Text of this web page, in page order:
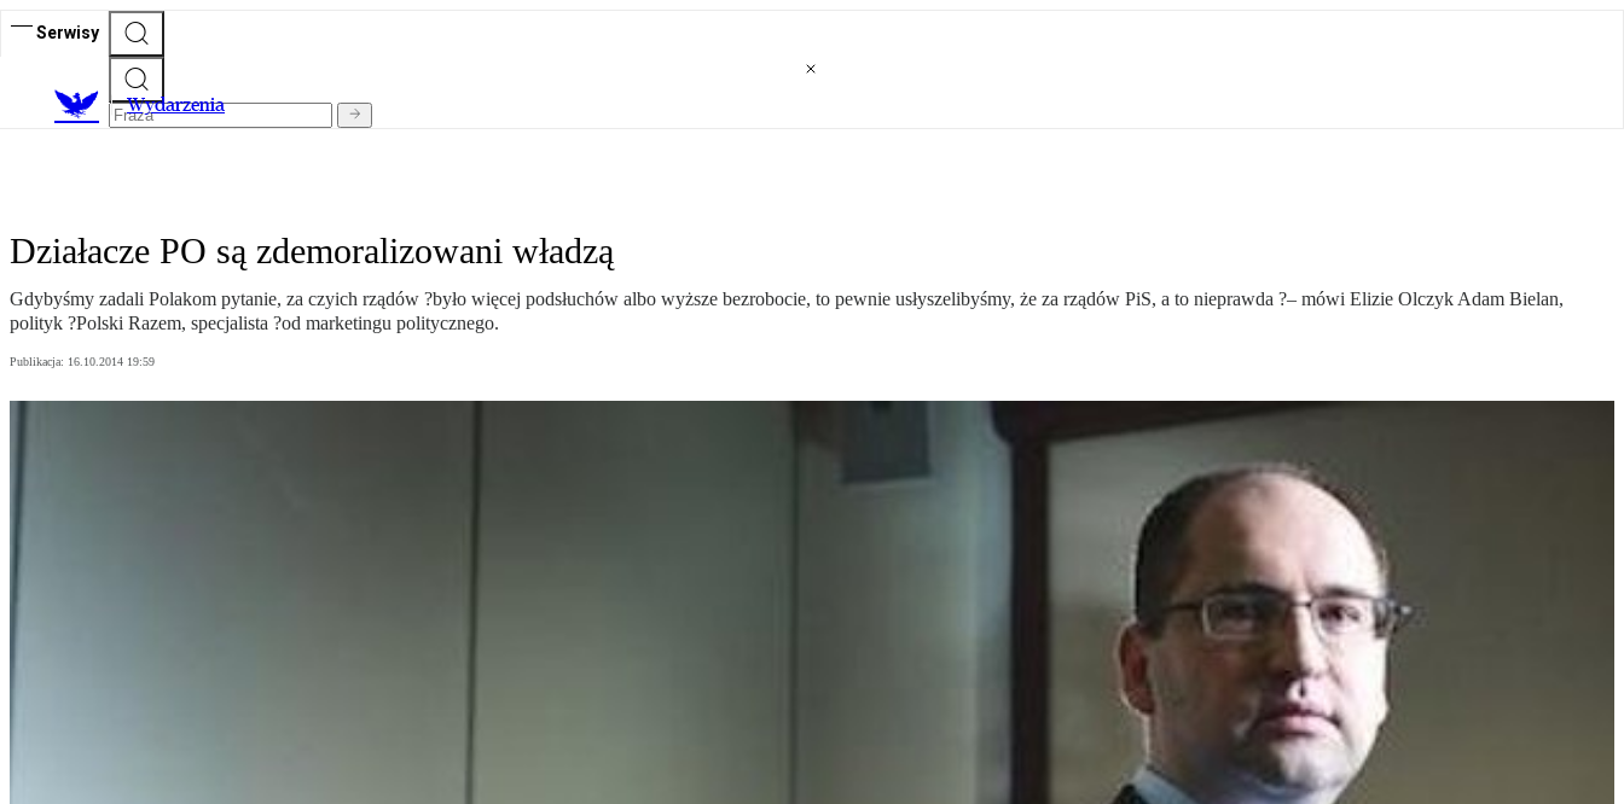
Serwisy
Wydarzenia
Działacze PO są zdemoralizowani władzą
Gdybyśmy zadali Polakom pytanie, za czyich rządów ?było więcej podsłuchów albo wyższe bezrobocie, to pewnie usłyszelibyśmy, że za rządów PiS, a to nieprawda ?– mówi Elizie Olczyk Adam Bielan,
polityk ?Polski Razem, specjalista ?od marketingu politycznego.
Publikacja: 16.10.2014 19:59